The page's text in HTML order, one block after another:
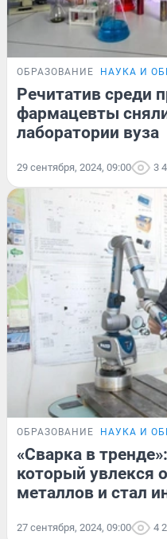
ОБРАЗОВАНИЕ НАУКА И
Речитатив среди
фармацевты
лаборатории вуза
29 сентября, 2024, 09:00 3
ОБРАЗОВАНИЕ НАУКА И
«Сварка в
который увлекся
металлов и стал
27 сентября, 2024, 09:00 4